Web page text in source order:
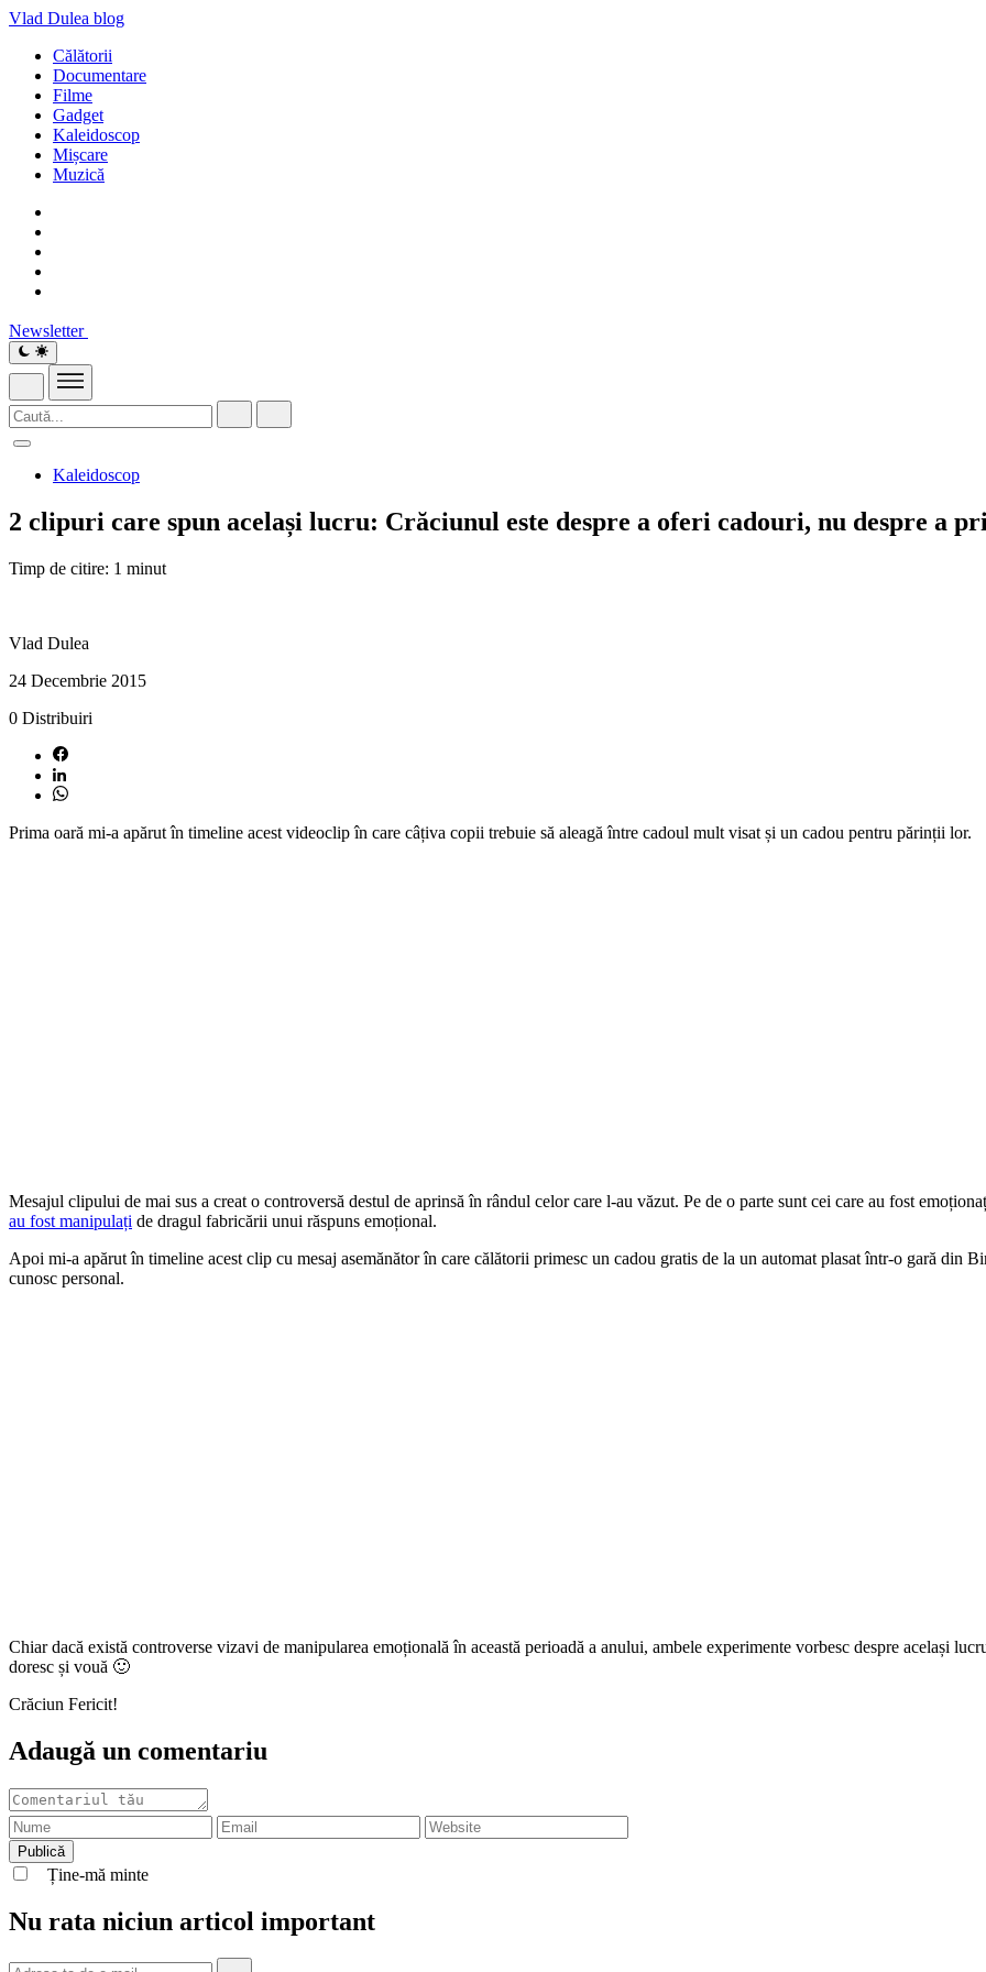
Vlad Dulea blog
Călătorii
Documentare
Filme
Gadget
Kaleidoscop
Mișcare
Muzică
Newsletter
Kaleidoscop
2 clipuri care spun același lucru: Crăciunul este despre a oferi cadouri, nu despre a
Timp de citire: 1 minut
Vlad Dulea
24 Decembrie 2015
0 Distribuiri
Prima oară mi-a apărut în timeline acest videoclip în care câțiva copii trebuie să aleagă între cadoul mult visat și un cadou pentru părinții lor.
Mesajul clipului de mai sus a creat o controversă destul de aprinsă în rândul celor care l-au văzut. Pe de o parte sunt cei care au fost
au fost manipulați de dragul fabricării unui răspuns emoțional.
Apoi mi-a apărut în timeline acest clip cu mesaj asemănător în care călătorii primesc un cadou gratis de la un automat plasat într-o gară din
cunosc personal.
Chiar dacă există controverse vizavi de manipularea emoțională în această perioadă a anului, ambele experimente vorbesc despre același
doresc și vouă 🙂
Crăciun Fericit!
Adaugă un comentariu
Ține-mă minte
Nu rata niciun articol important